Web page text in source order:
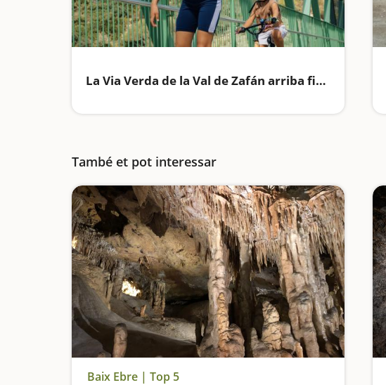
La Via Verda de la Val de Zafán arriba fins al mar
També et pot interessar
Baix Ebre | Top 5